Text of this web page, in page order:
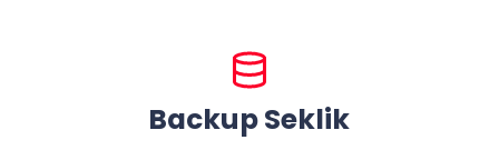
Backup Seklik